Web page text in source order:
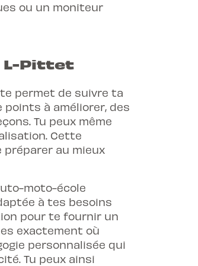
ou un moniteur
L-Pittet
permet de suivre ta
à améliorer, des
Tu peux même
Cette
au mieux
moto-école
à tes besoins
pour te fournir un
exactement où
personnalisée qui
Tu peux ainsi